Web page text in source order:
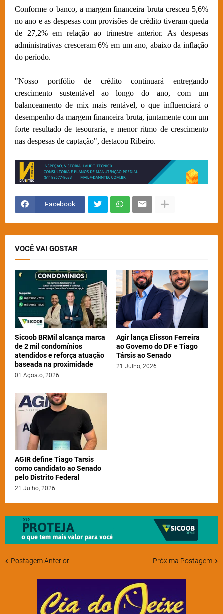
Conforme o banco, a margem financeira bruta cresceu 5,6%
no ano e as despesas com provisões de crédito tiveram queda
de 27,2% em relação ao trimestre anterior. As despesas
administrativas cresceram 6% em um ano, abaixo da inflação
do período.
"Nosso portfólio de crédito continuará entregando
crescimento sustentável ao longo do ano, com um
balanceamento de mix mais rentável, o que influenciará o
desempenho da margem financeira bruta, juntamente com um
forte resultado de tesouraria, e menor ritmo de crescimento
nas despesas de captação", destacou Ribeiro.
Facebook
VOCÊ VAI GOSTAR
Sicoob BRMil alcança marca
de 2 mil condomínios
atendidos e reforça atuação
baseada na proximidade
01 Agosto, 2026
Agir lança Elisson Ferreira
ao Governo do DF e Tiago
Társis ao Senado
21 Julho, 2026
AGIR define Tiago Tarsis
como candidato ao Senado
pelo Distrito Federal
21 Julho, 2026
Postagem Anterior Próxima Postagem